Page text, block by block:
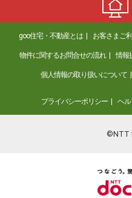
goo住宅・不動産とは お客さまご
物件に関するお問合せの流れ 情報
個人情報の取り扱いについて
プライバシーポリシー ヘル
©NTT